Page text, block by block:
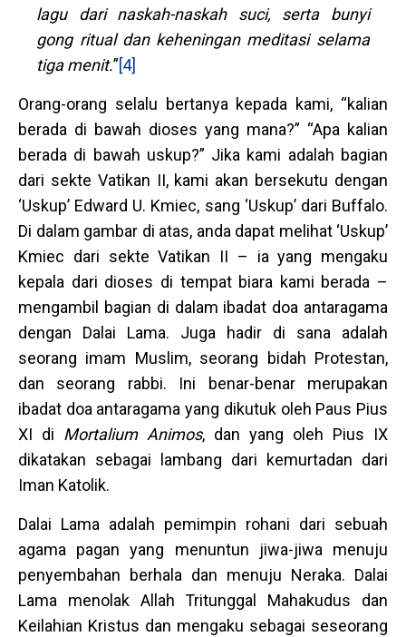
lagu dari naskah-naskah suci, serta bunyi
gong ritual dan keheningan meditasi selama
tiga menit.”[4]
Orang-orang selalu bertanya kepada kami, “kalian
berada di bawah dioses yang mana?” “Apa kalian
berada di bawah uskup?” Jika kami adalah bagian
dari sekte Vatikan II, kami akan bersekutu dengan
‘Uskup’ Edward U. Kmiec, sang ‘Uskup’ dari Buffalo.
Di dalam gambar di atas, anda dapat melihat ‘Uskup’
Kmiec dari sekte Vatikan II – ia yang mengaku
kepala dari dioses di tempat biara kami berada –
mengambil bagian di dalam ibadat doa antaragama
dengan Dalai Lama. Juga hadir di sana adalah
seorang imam Muslim, seorang bidah Protestan,
dan seorang rabbi. Ini benar-benar merupakan
ibadat doa antaragama yang dikutuk oleh Paus Pius
XI di Mortalium Animos, dan yang oleh Pius IX
dikatakan sebagai lambang dari kemurtadan dari
Iman Katolik.
Dalai Lama adalah pemimpin rohani dari sebuah
agama pagan yang menuntun jiwa-jiwa menuju
penyembahan berhala dan menuju Neraka. Dalai
Lama menolak Allah Tritunggal Mahakudus dan
Keilahian Kristus dan mengaku sebagai seseorang